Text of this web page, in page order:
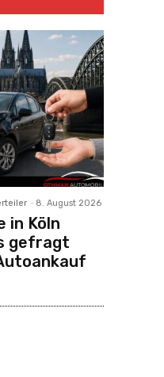
- 8. August 2026
in Köln
gefragt